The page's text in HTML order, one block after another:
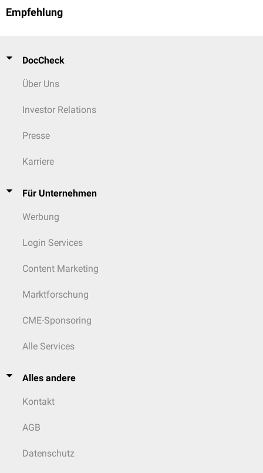
Empfehlung
DocCheck
Über Uns
Investor Relations
Presse
Karriere
Für Unternehmen
Werbung
Login Services
Content Marketing
Marktforschung
CME-Sponsoring
Alle Services
Alles andere
Kontakt
AGB
Datenschutz